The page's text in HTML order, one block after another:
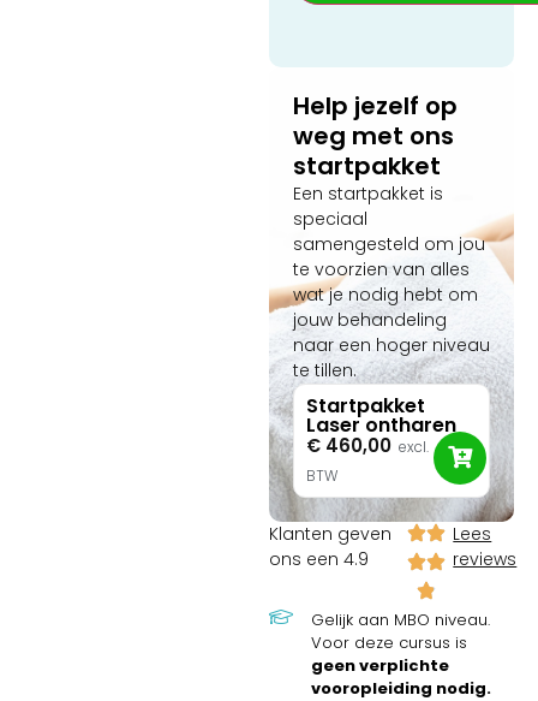
veilige parameters berekent
op basis van een slimme
huid- en haaranalyse
(Fitzpatrick I-VI).
Help jezelf op
weg met ons
startpakket
Een startpakket is
speciaal
samengesteld om jou
te voorzien van alles
wat je nodig hebt om
jouw behandeling
naar een hoger niveau
te tillen.
Startpakket
Laser ontharen
€ 460,00 excl.
BTW
Klanten geven
ons een 4.9
Lees
reviews
Gelijk aan MBO niveau.
Voor deze cursus is
geen verplichte
vooropleiding nodig.